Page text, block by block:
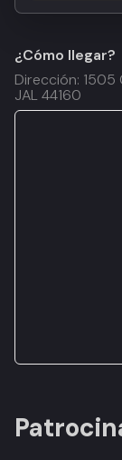
¿Cómo llegar?
Dirección: 1505
JAL 44160